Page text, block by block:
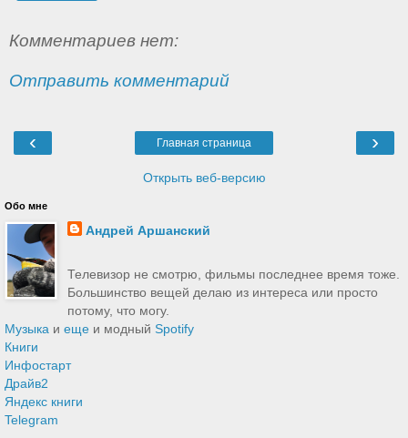
Комментариев нет:
Отправить комментарий
‹ ›
Главная страница
Открыть веб-версию
Обо мне
Андрей Аршанский
Телевизор не смотрю, фильмы последнее время тоже.
Большинство вещей делаю из интереса или просто
потому, что могу.
Музыка и еще и модный Spotify
Книги
Инфостарт
Драйв2
Яндекс книги
Telegram